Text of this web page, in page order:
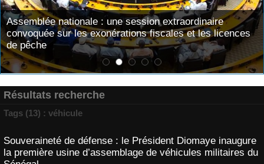
Assemblée nationale : une session extraordinaire
convoquée sur les exonérations fiscales et les licences
de pêche
Résultats recherche
Tags (13) : véhicule
Souveraineté de défense : le Président Diomaye inaugure
la première usine d’assemblage de véhicules militaires du